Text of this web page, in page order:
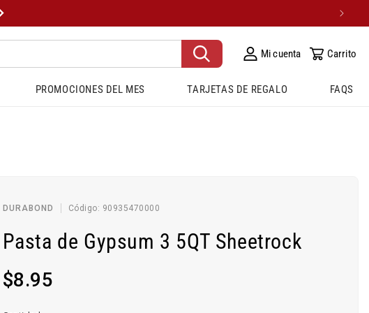
PROMOCIONES DEL MES TARJETAS DE REGALO FAQS
Mi cuenta Carrito
DURABOND Código: SKU:
90935470000
Pasta de Gypsum 3 5QT Sheetrock
Precio
habitual
$8.95